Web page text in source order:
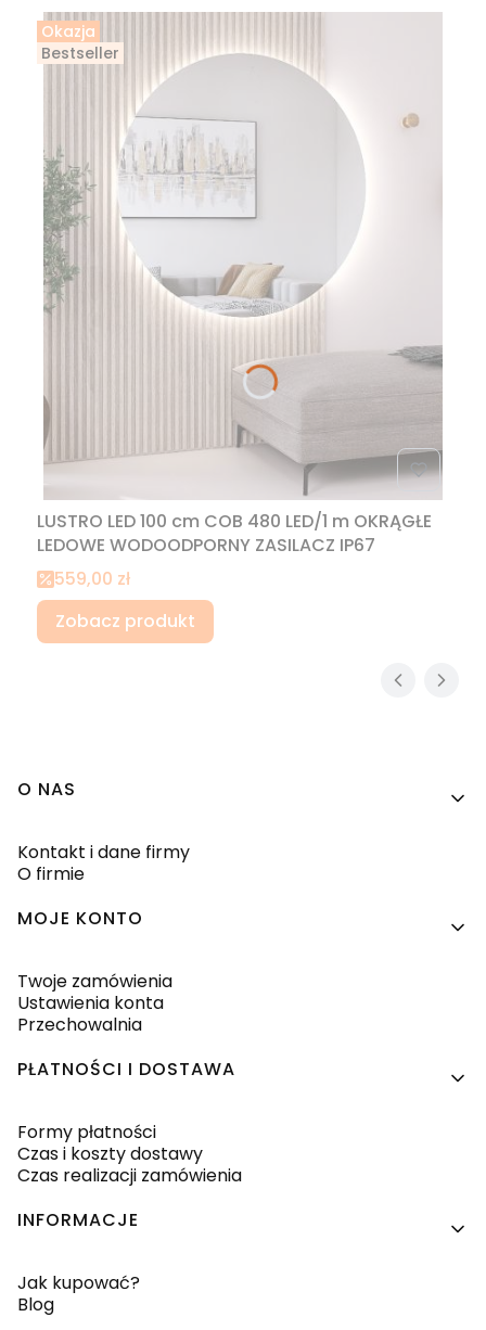
Okazja
Bestseller
LUSTRO LED 100 cm COB 480 LED/1 m OKRĄGŁE
LEDOWE WODOODPORNY ZASILACZ IP67
Cena promocyjna
559,00 zł
Zobacz produkt
Linki w stopce
O NAS
Kontakt i dane firmy
O firmie
MOJE KONTO
Twoje zamówienia
Ustawienia konta
Przechowalnia
PŁATNOŚCI I DOSTAWA
Formy płatności
Czas i koszty dostawy
Czas realizacji zamówienia
INFORMACJE
Jak kupować?
Blog